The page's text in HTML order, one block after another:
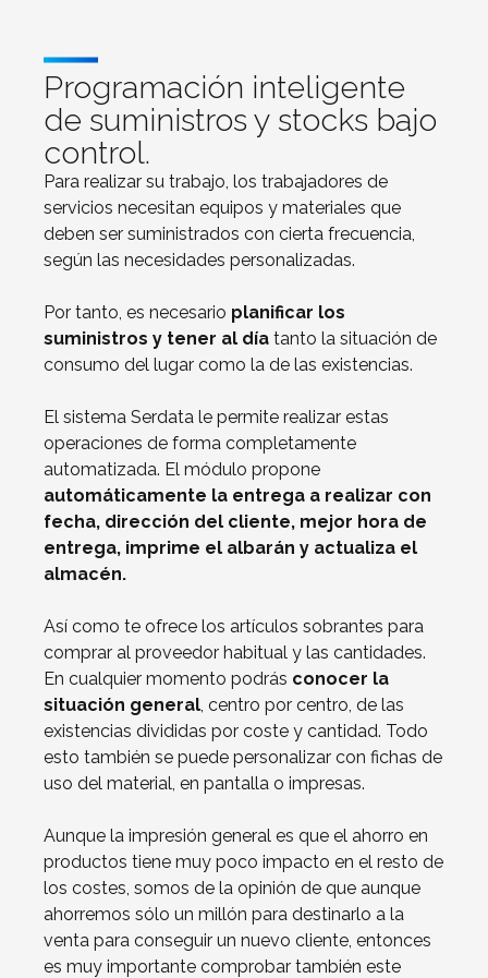
Programación inteligente
de suministros y stocks bajo
control.
Para realizar su trabajo, los trabajadores de
servicios necesitan equipos y materiales que
deben ser suministrados con cierta frecuencia,
según las necesidades personalizadas.
Por tanto, es necesario planificar los
suministros y tener al día tanto la situación de
consumo del lugar como la de las existencias.
El sistema Serdata le permite realizar estas
operaciones de forma completamente
automatizada. El módulo propone
automáticamente la entrega a realizar con
fecha, dirección del cliente, mejor hora de
entrega, imprime el albarán y actualiza el
almacén.
Así como te ofrece los artículos sobrantes para
comprar al proveedor habitual y las cantidades.
En cualquier momento podrás conocer la
situación general, centro por centro, de las
existencias divididas por coste y cantidad. Todo
esto también se puede personalizar con fichas de
uso del material, en pantalla o impresas.
Aunque la impresión general es que el ahorro en
productos tiene muy poco impacto en el resto de
los costes, somos de la opinión de que aunque
ahorremos sólo un millón para destinarlo a la
venta para conseguir un nuevo cliente, entonces
es muy importante comprobar también este